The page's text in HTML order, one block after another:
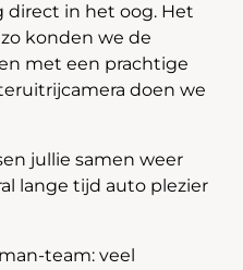
in het oog. Het
konden we de
met een prachtige
doen we
jullie samen weer
lange tijd auto plezier
team: veel